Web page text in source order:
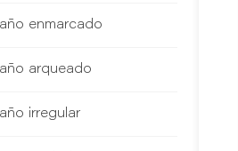
enmarcado
arqueado
irregular